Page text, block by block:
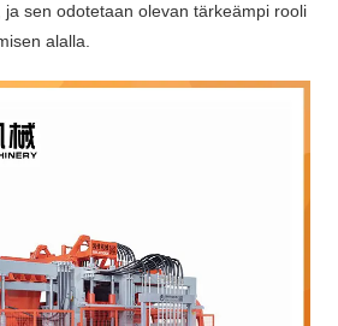
ja sen odotetaan olevan tärkeämpi rooli
alalla.